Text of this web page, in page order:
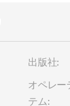
出版社:
オペレー
テム: